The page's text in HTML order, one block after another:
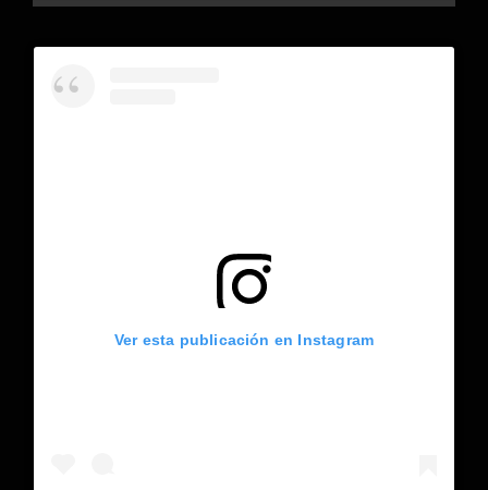
Ver esta publicación en Instagram